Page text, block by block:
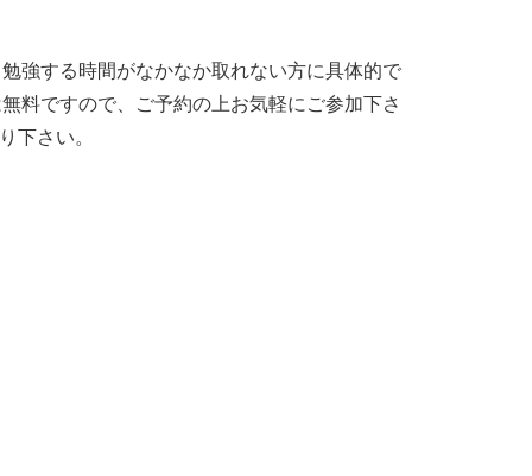
強する時間がなかなか取れない方に具体的で
料ですので、ご予約の上お気軽にご参加下さ
下さい。